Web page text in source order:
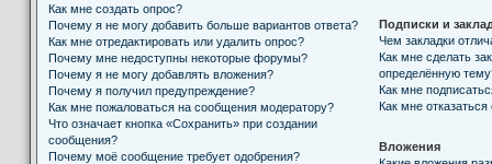
Как мне создать опрос?
Почему я не могу добавить больше вариантов ответа?
Как мне отредактировать или удалить опрос?
Почему мне недоступны некоторые форумы?
Почему я не могу добавлять вложения?
Почему я получил предупреждение?
Как мне пожаловаться на сообщения модератору?
Что означает кнопка «Сохранить» при создании
сообщения?
Почему моё сообщение требует одобрения?
Подписки и
Чем закладки
Как мне сделать
определённую
Как мне
Как мне отказаться
Вложения